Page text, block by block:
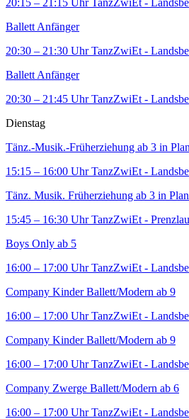
Ballett Anfänger
20:30 – 21:30 Uhr TanzZwiEt -
Ballett Anfänger
20:30 – 21:45 Uhr TanzZwiEt -
Dienstag
Tänz.-Musik.-Früherziehung ab 3 in
15:15 – 16:00 Uhr TanzZwiEt -
Tänz. Musik. Früherziehung ab 3 in
15:45 – 16:30 Uhr TanzZwiEt -
Boys Only ab 5
16:00 – 17:00 Uhr TanzZwiEt -
Company Kinder Ballett/Modern ab 9
16:00 – 17:00 Uhr TanzZwiEt -
Company Kinder Ballett/Modern ab 9
16:00 – 17:00 Uhr TanzZwiEt -
Company Zwerge Ballett/Modern ab 6
16:00 – 17:00 Uhr TanzZwiEt -